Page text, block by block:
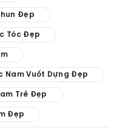
Đẹp
Tóc Đẹp
Nam Vuốt Dựng Đẹp
Trẻ Đẹp
Đẹp